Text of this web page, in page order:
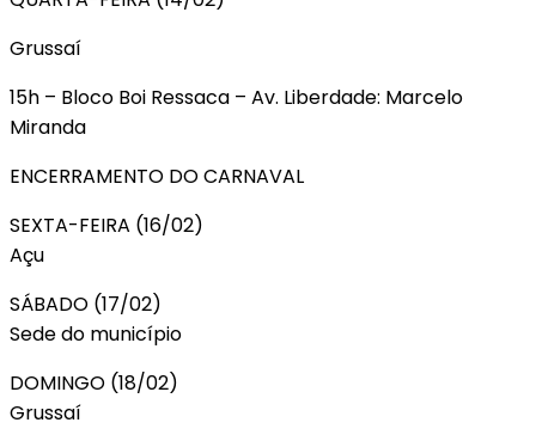
Grussaí
15h – Bloco Boi Ressaca – Av. Liberdade: Marcelo
Miranda
ENCERRAMENTO DO CARNAVAL
SEXTA-FEIRA (16/02)
Açu
SÁBADO (17/02)
Sede do município
DOMINGO (18/02)
Grussaí